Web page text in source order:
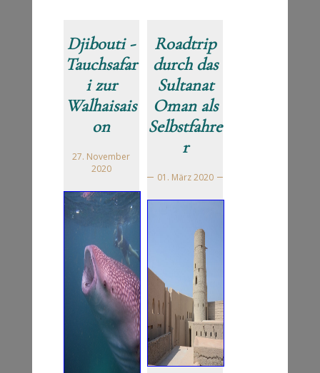
Djibouti -
Tauchsafar
i zur
Walhaisais
on
27. November
2020
Roadtrip
durch das
Sultanat
Oman als
Selbstfahre
r
01. März 2020